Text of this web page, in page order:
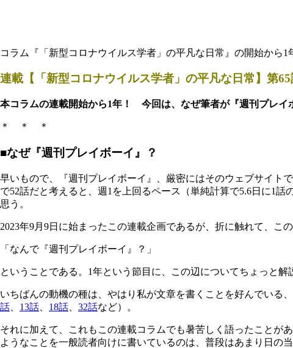
コラム『「新型コロナウイルス学者」の平凡な日常』の開始から1
連載【「新型コロナウイルス学者」の平凡な日常】第65
本コラムの連載開始から1年！ 今回は、なぜ筆者が『週刊プレ
＊ ＊ ＊
■なぜ『週刊プレイボーイ』？
早いもので、『週刊プレイボーイ』、厳密にはそのウェブサイト
で52話だと考えると、週1を上回るペース（単純計算で5.6日に1
思う。
2023年9月9日に始まったこの連載企画であるが、折に触れて、こ
「なんで『週刊プレイボーイ』？」
ということである。1年という節目に、この辺についてちょっと解
いちばんの動機の種は、やはり私が文章を書くことを好んでいる
話
13話 18話 32話など）。
それに加えて、これもこの連載コラムでも暑苦しく語ったことが
ようなことを一般読者向けに書いているのは、普段はあまり日の